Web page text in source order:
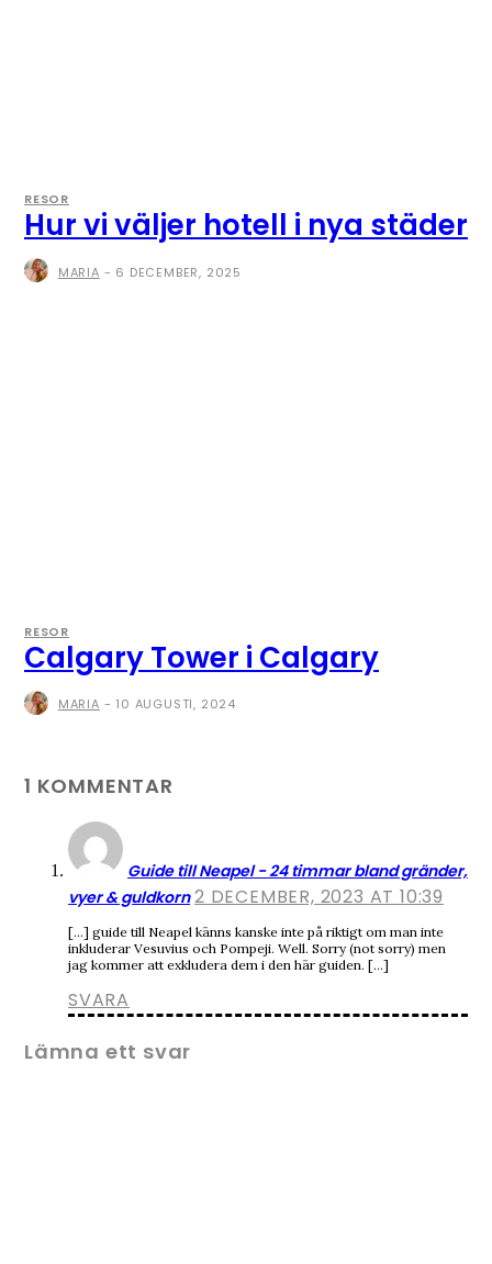
RESOR
Hur vi väljer hotell i nya städer
MARIA - 6 DECEMBER, 2025
RESOR
Calgary Tower i Calgary
MARIA - 10 AUGUSTI, 2024
1 KOMMENTAR
Guide till Neapel - 24 timmar bland gränder,
vyer & guldkorn 2 DECEMBER, 2023 AT 10:39
[…] guide till Neapel känns kanske inte på riktigt om man inte
inkluderar Vesuvius och Pompeji. Well. Sorry (not sorry) men
jag kommer att exkludera dem i den här guiden. […]
SVARA
Lämna ett svar